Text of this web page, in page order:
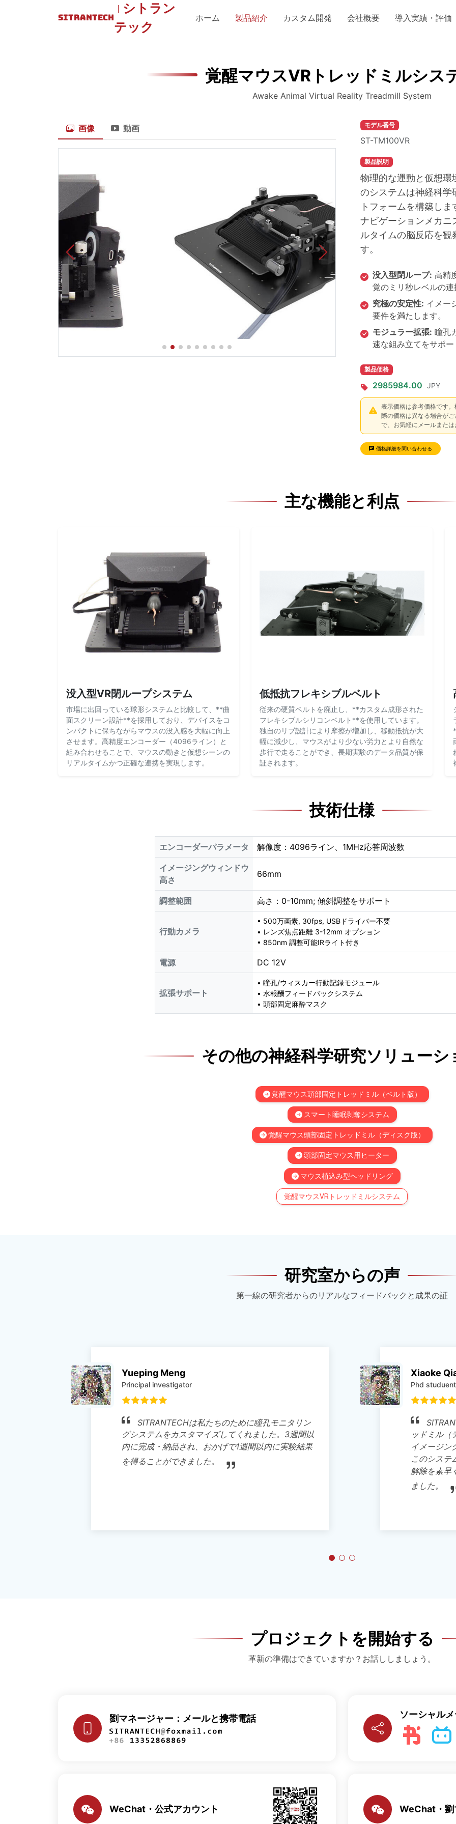
SITRANTECH
シトラン
テック
ホーム 製品紹介 カスタム開発 会社概要 導入実績・評価
覚醒マウスVRトレッドミルシス
Awake Animal Virtual Reality Treadmill System
画像 動画 モデル番号
ST-TM100VR
製品説明
物理的な運動と仮想環
のシステムは神経科学
トフォームを構築し
ナビゲーションメカニ
ルタイムの脳反応を
す。
没入型閉ループ: 高精
覚のミリ秒レベルの
究極の安定性: イメー
要件を満たします。
モジュラー拡張: 瞳孔
速な組み立てをサポ
製品価格
2985984.00 JPY
表示価格は参考価格です
際の価格は異なる場合が
で、お気軽にメールまた
価格詳細を問い合わせる
主な機能と利点
没入型VR閉ループシステム
市場に出回っている球形システムと比較して、**曲
面スクリーン設計**を採用しており、デバイスをコ
ンパクトに保ちながらマウスの没入感を大幅に向上
させます。高精度エンコーダー（4096ライン）と
組み合わせることで、マウスの動きと仮想シーンの
リアルタイムかつ正確な連携を実現します。
低抵抗フレキシブルベルト
従来の硬質ベルトを廃止し、**カスタム成形された
フレキシブルシリコンベルト**を使用しています。
独自のリブ設計により摩擦が増加し、移動抵抗が大
幅に減少し、マウスがより少ない労力とより自然な
歩行で走ることができ、長期実験のデータ品質が保
証されます。
技術仕様
エンコーダーパラメータ 解像度：4096ライン、1MHz応答周波数
イメージングウィンドウ
高さ
66mm
調整範囲 高さ：0-10mm; 傾斜調整をサポート
行動カメラ
• 500万画素, 30fps, USBドライバー不要
• レンズ焦点距離 3-12mm オプション
• 850nm 調整可能IRライト付き
電源 DC 12V
拡張サポート
• 瞳孔/ウィスカー行動記録モジュール
• 水報酬フィードバックシステム
• 頭部固定麻酔マスク
その他の神経科学研究ソリューシ
覚醒マウス頭部固定トレッドミル（ベルト版）
スマート睡眠剥奪システム
覚醒マウス頭部固定トレッドミル（ディスク版）
頭部固定マウス用ヒーター
マウス植込み型ヘッドリング
覚醒マウスVRトレッドミルシステム
研究室からの声
第一線の研究者からのリアルなフィードバックと成果の証
は私たちのために瞳孔モニタリン
ムをカスタマイズしてくれました。3週間以
納品され、おかげで1週間以内に実験結果
SITRANTECHの頭部固定システムとマウストレ
ッドミル（ディスク版）を、覚醒マウスの2光子生体
イメージング実験に統合することに成功しました。
このシステムは非常に使いやすく、マウスの固定と
解除を素早く行えるため、実験効率が大幅に向上し
プロジェクトを開始する
革新の準備はできていますか？お話ししましょう。
劉マネージャー：メールと携帯電話 ソーシャル
WeChat・公式アカウント WeChat・劉